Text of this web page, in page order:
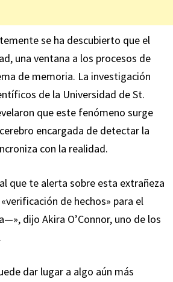
se ha descubierto que el
una ventana a los procesos de
de memoria. La investigación
de la Universidad de St.
que este fenómeno surge
encargada de detectar la
con la realidad.
que te alerta sobre esta extrañeza
de hechos» para el
dijo Akira O’Connor, uno de los
dar lugar a algo aún más